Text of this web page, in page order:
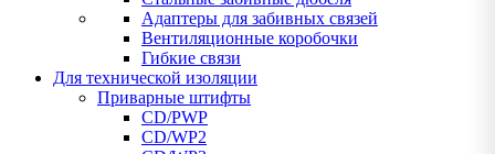
Адаптеры для забивных связей
Вентиляционные коробочки
Гибкие связи
Для технической изоляции
Приварные штифты
CD/PWP
CD/WP2